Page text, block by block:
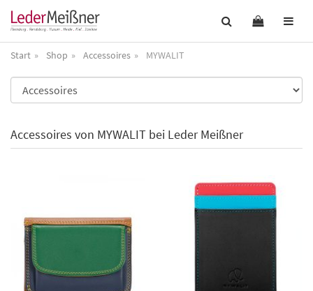
Start Shop Accessoires MYWALIT
Accessoires von MYWALIT bei Leder Meißner